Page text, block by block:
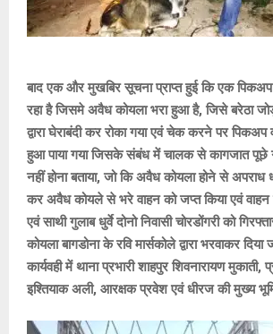
बाद एक और मुखबिर सूचना प्राप्त हुई कि एक
रहा है जिसमे अवैध कोयला भरा हुआ है, जिसे बरेठा
द्वारा घेराबंदी कर रोका गया एवं चेक करने पर पिकअप
हुआ पाया गया जिसके संबंध में चालक से कागजात पूछे
नहीं होना बताया, जो कि अवैध कोयला होने से अपराध
कर अवैध कोयले से भरे वाहन को जप्त किया एवं
एवं साथी गुलाब धुर्वे दोनो निवासी चोरडोंगरी को
कोयला बागडोना के रवि मार्सकोले द्वारा भरवाकर दिया
कार्यवही में थाना प्रभारी शाहपुर शिवनारायण
इश्तियाक अली, आरक्षक प्रवेश एवं धीरज की मुख्य